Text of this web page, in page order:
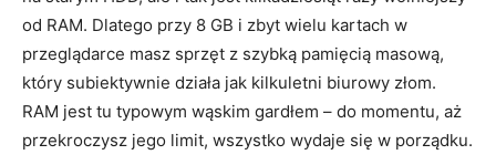
od RAM. Dlatego przy 8 GB i zbyt wielu kartach w
przeglądarce masz sprzęt z szybką pamięcią masową,
który subiektywnie działa jak kilkuletni biurowy złom.
RAM jest tu typowym wąskim gardłem – do momentu, aż
przekroczysz jego limit, wszystko wydaje się w porządku.